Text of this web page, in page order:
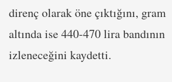
direnç olarak öne çıktığını, gram
altında ise 440-470 lira bandının
izleneceğini kaydetti.